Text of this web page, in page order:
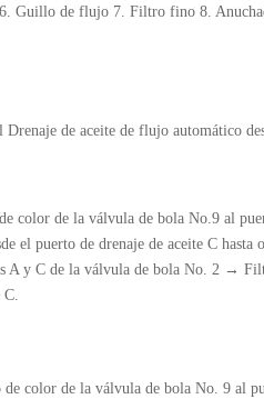
Guillo de flujo 7. Filtro fino 8.
Drenaje de aceite de flujo automático
color de la válvula de bola No.9 al
el puerto de drenaje de aceite C hasta
A y C de la válvula de bola No. 2 →
C.
color de la válvula de bola No. 9 al